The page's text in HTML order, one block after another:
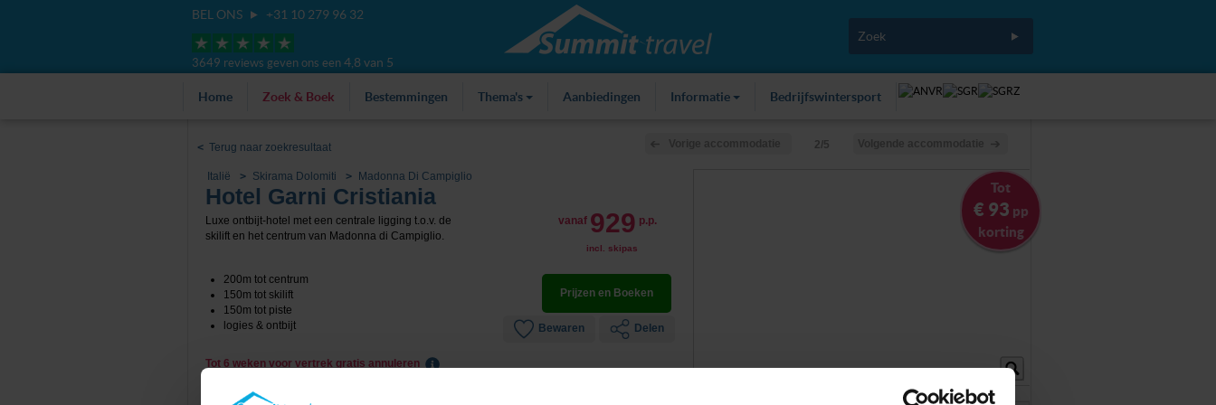
BEL ONS +31 10 279 96 32
3649 reviews geven ons een 4,8 van 5
Home Zoek & Boek Bestemmingen Thema's Aanbiedingen Informatie Bedrijfswintersport
<Terug naar zoekresultaat 2/5
Italië Skirama Dolomiti Madonna Di Campiglio
Hotel Garni Cristiania
Luxe ontbijt-hotel met een centrale ligging t.o.v. de
skilift en het centrum van Madonna di Campiglio.
vanaf 929 p.p.
incl. skipas
200m tot centrum
150m tot skilift
150m tot piste
logies & ontbijt
Prijzen en Boeken
Bewaren Delen
Tot 6 weken voor vertrek gratis annuleren
Tot
€ 93 pp
korting